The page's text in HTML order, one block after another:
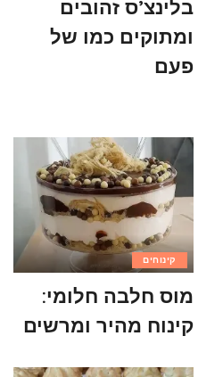
בלינצ’ס זהובים
ומתוקים כמו של
פעם
קינוחים
מוס חלבה חלומי:
קינוח מהיר ומרשים